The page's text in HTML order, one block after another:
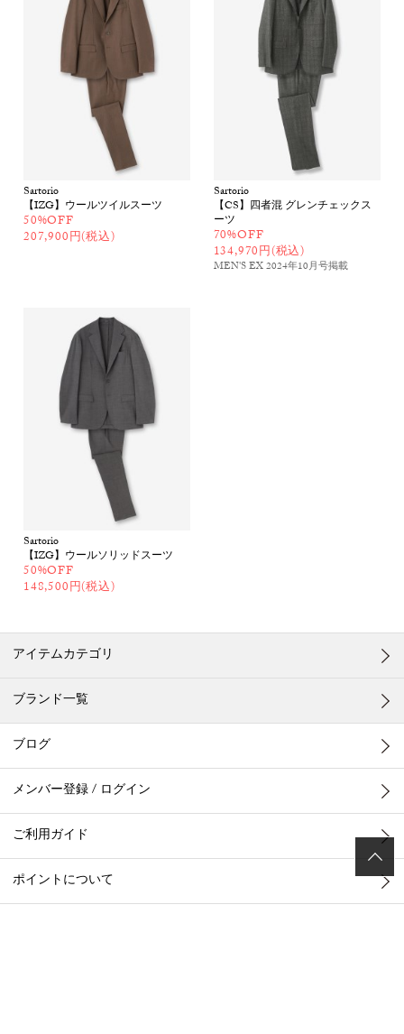
Sartorio
【IZG】ウールツイルスーツ
50%OFF
207,900円(税込)
Sartorio
【CS】四者混 グレンチェックス
ーツ
70%OFF
134,970円(税込)
MEN'S EX 2024年10月号掲載
Sartorio
【IZG】ウールソリッドスーツ
50%OFF
148,500円(税込)
アイテムカテゴリ
ブランド一覧
ブログ
メンバー登録 / ログイン
ご利用ガイド
ポイントについて